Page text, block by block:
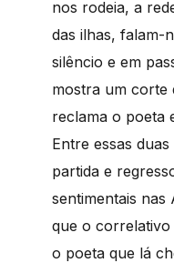
nos rodeia, a
das ilhas, falam-
silêncio e em
mostra um corte
reclama o poeta
Entre essas
partida e
sentimentais nas
que o correlativo
o poeta que lá